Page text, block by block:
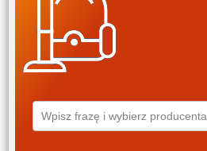
Wpisz frazę i wybierz producenta